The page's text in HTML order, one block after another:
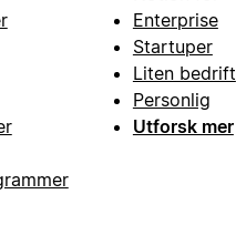
Enterprise
Startuper
Liten bedrift
Personlig
Utforsk mer